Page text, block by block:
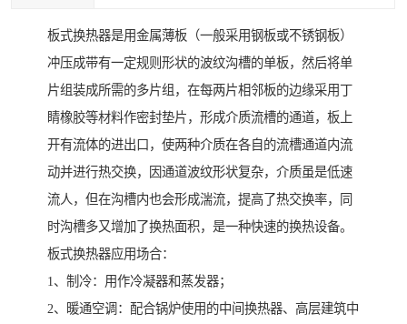
板式换热器是用金属薄板（一般采用钢板或不锈钢板）
冲压成带有一定规则形状的波纹沟槽的单板，然后将单
片组装成所需的多片组，在每两片相邻板的边缘采用丁
睛橡胶等材料作密封垫片，形成介质流槽的通道，板上
开有流体的进出口，使两种介质在各自的流槽通道内流
动并进行热交换，因通道波纹形状复杂，介质虽是低速
流人，但在沟槽内也会形成湍流，提高了热交换率，同
时沟槽多又增加了换热面积，是一种快速的换热设备。
板式换热器应用场合：
1、制冷：用作冷凝器和蒸发器；
2、暖通空调：配合锅炉使用的中间换热器、高层建筑中